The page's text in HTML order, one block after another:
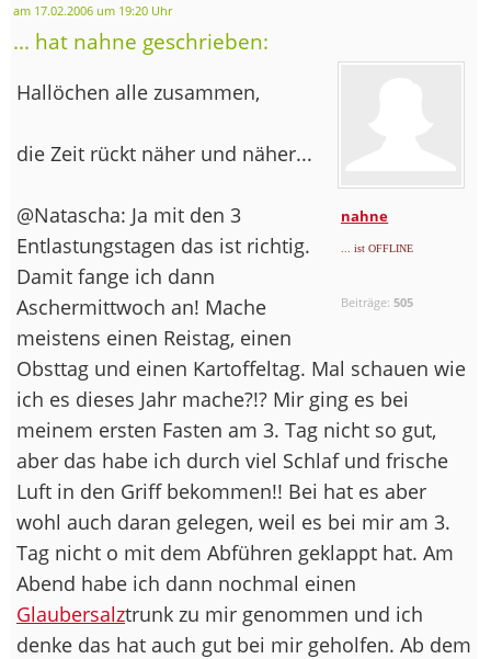
am 17.02.2006 um 19:20 Uhr
... hat nahne geschrieben:
nahne
... ist OFFLINE
Beiträge:505
Hallöchen alle zusammen,
die Zeit rückt näher und näher...
@Natascha: Ja mit den 3
Entlastungstagen das ist richtig.
Damit fange ich dann
Aschermittwoch an! Mache
meistens einen Reistag, einen
Obsttag und einen Kartoffeltag. Mal schauen wie
ich es dieses Jahr mache?!? Mir ging es bei
meinem ersten Fasten am 3. Tag nicht so gut,
aber das habe ich durch viel Schlaf und frische
Luft in den Griff bekommen!! Bei hat es aber
wohl auch daran gelegen, weil es bei mir am 3.
Tag nicht o mit dem Abführen geklappt hat. Am
Abend habe ich dann nochmal einen
Glaubersalztrunk zu mir genommen und ich
denke das hat auch gut bei mir geholfen. Ab dem